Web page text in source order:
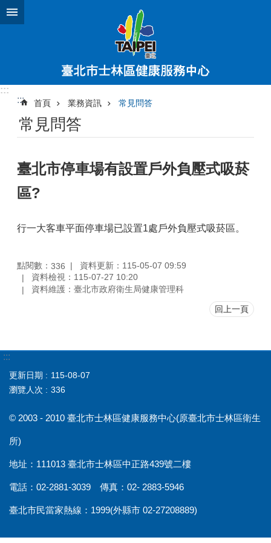
跳到主要內容區塊
:::
:::
首頁 業務資訊 常見問答
常見問答
臺北市停車場有設置戶外負壓式吸菸
區?
行一大客車平面停車場已設置1處戶外負壓式吸菸區。
點閱數： 336
資料更新：115-05-07 09:59
資料檢視：115-07-27 10:20
資料維護：臺北市政府衛生局健康管理科
回上一頁
:::
更新日期
115-08-07
瀏覽人次
336
© 2003 - 2010 臺北市士林區健康服務中心(原臺北市士林區衛生
所)
地址：111013 臺北市士林區中正路439號二樓
電話：02-2881-3039 傳真：02- 2883-5946
臺北市民當家熱線：1999(外縣市 02-27208889)